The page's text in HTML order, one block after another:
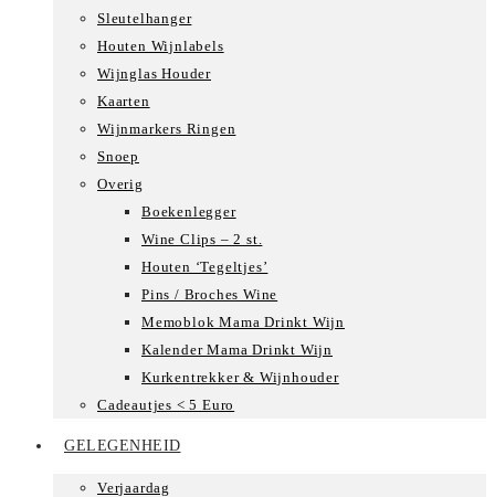
Sleutelhanger
Houten Wijnlabels
Wijnglas Houder
Kaarten
Wijnmarkers Ringen
Snoep
Overig
Boekenlegger
Wine Clips – 2 st.
Houten ‘Tegeltjes’
Pins / Broches Wine
Memoblok Mama Drinkt Wijn
Kalender Mama Drinkt Wijn
Kurkentrekker & Wijnhouder
Cadeautjes < 5 Euro
GELEGENHEID
Verjaardag